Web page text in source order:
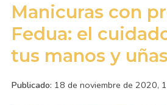
Manicuras con
Fedua: el
tus manos y uñas
Publicado: 18 de noviembre de 2020,